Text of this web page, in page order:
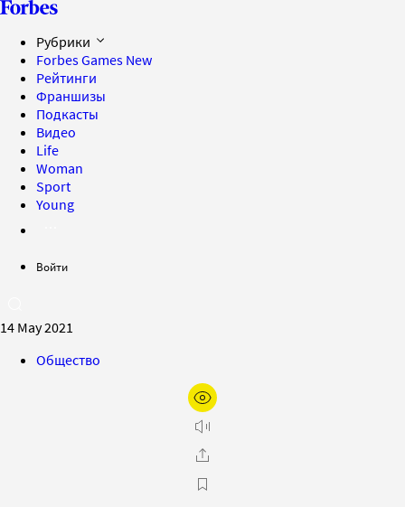
Рубрики
Forbes Games New
Рейтинги
Франшизы
Подкасты
Видео
Life
Woman
Sport
Young
Войти
14 May 2021
Общество